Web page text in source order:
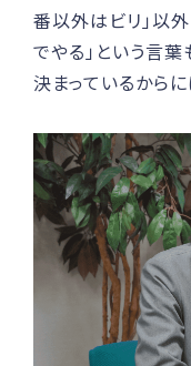
番以外はビリ」以外
でやる」という言葉
決まっているから